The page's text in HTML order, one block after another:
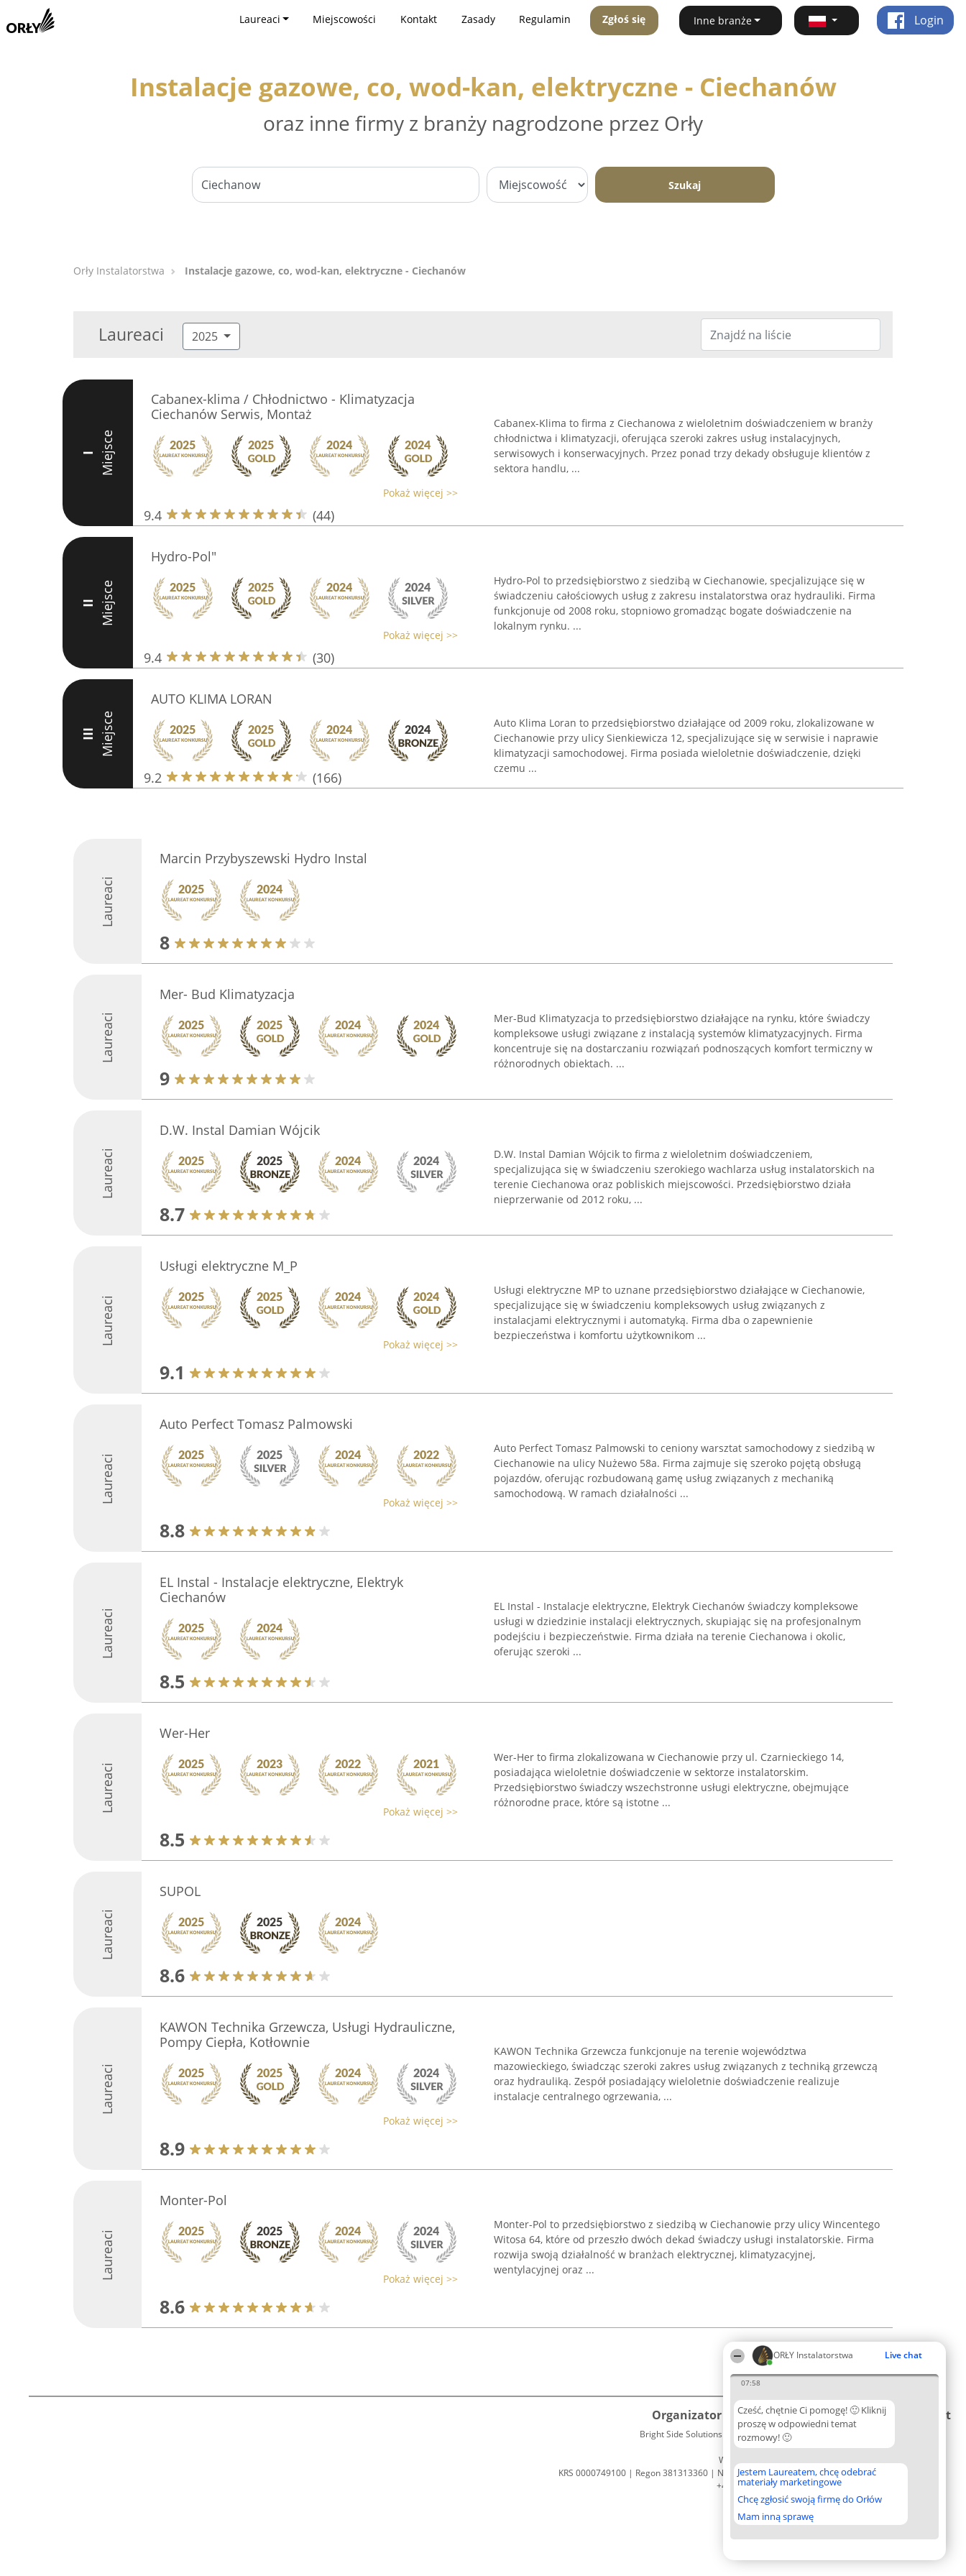
ORŁY Instalatorstwa Live chat
07:58
Cześć, chętnie Ci pomogę! 🙂 Kliknij
proszę w odpowiedni temat
rozmowy! 🙂
Jestem Laureatem, chcę odebrać
materiały marketingowe
Chcę zgłosić swoją firmę do Orłów
Mam inną sprawę
Laureaci Miejscowości Kontakt Zasady Regulamin Zgłoś się Inne branże Login
Instalacje gazowe, co, wod-kan, elektryczne - Ciechanów
oraz inne firmy z branży nagrodzone przez Orły
Szukaj
Orły Instalatorstwa Instalacje gazowe, co, wod-kan, elektryczne - Ciechanów
Laureaci 2025
I Miejsce
Cabanex-klima / Chłodnictwo - Klimatyzacja
Ciechanów Serwis, Montaż
Pokaż więcej >>
9.4 (44)
Cabanex-Klima to firma z Ciechanowa z wieloletnim doświadczeniem w branży
chłodnictwa i klimatyzacji, oferująca szeroki zakres usług instalacyjnych,
serwisowych i konserwacyjnych. Przez ponad trzy dekady obsługuje klientów z
sektora handlu, ...
II Miejsce
Hydro-Pol"
Pokaż więcej >>
9.4 (30)
Hydro-Pol to przedsiębiorstwo z siedzibą w Ciechanowie, specjalizujące się w
świadczeniu całościowych usług z zakresu instalatorstwa oraz hydrauliki. Firma
funkcjonuje od 2008 roku, stopniowo gromadząc bogate doświadczenie na
lokalnym rynku. ...
III Miejsce
AUTO KLIMA LORAN
9.2 (166)
Auto Klima Loran to przedsiębiorstwo działające od 2009 roku, zlokalizowane w
Ciechanowie przy ulicy Sienkiewicza 12, specjalizujące się w serwisie i naprawie
klimatyzacji samochodowej. Firma posiada wieloletnie doświadczenie, dzięki
czemu ...
Laureaci
Marcin Przybyszewski Hydro Instal
8
Laureaci
Mer- Bud Klimatyzacja
9
Mer-Bud Klimatyzacja to przedsiębiorstwo działające na rynku, które świadczy
kompleksowe usługi związane z instalacją systemów klimatyzacyjnych. Firma
koncentruje się na dostarczaniu rozwiązań podnoszących komfort termiczny w
różnorodnych obiektach. ...
Laureaci
D.W. Instal Damian Wójcik
8.7
D.W. Instal Damian Wójcik to firma z wieloletnim doświadczeniem,
specjalizująca się w świadczeniu szerokiego wachlarza usług instalatorskich na
terenie Ciechanowa oraz pobliskich miejscowości. Przedsiębiorstwo działa
nieprzerwanie od 2012 roku, ...
Laureaci
Usługi elektryczne M_P
Pokaż więcej >>
9.1
Usługi elektryczne MP to uznane przedsiębiorstwo działające w Ciechanowie,
specjalizujące się w świadczeniu kompleksowych usług związanych z
instalacjami elektrycznymi i automatyką. Firma dba o zapewnienie
bezpieczeństwa i komfortu użytkownikom ...
Laureaci
Auto Perfect Tomasz Palmowski
Pokaż więcej >>
8.8
Auto Perfect Tomasz Palmowski to ceniony warsztat samochodowy z siedzibą w
Ciechanowie na ulicy Nużewo 58a. Firma zajmuje się szeroko pojętą obsługą
pojazdów, oferując rozbudowaną gamę usług związanych z mechaniką
samochodową. W ramach działalności ...
Laureaci
EL Instal - Instalacje elektryczne, Elektryk
Ciechanów
8.5
EL Instal - Instalacje elektryczne, Elektryk Ciechanów świadczy kompleksowe
usługi w dziedzinie instalacji elektrycznych, skupiając się na profesjonalnym
podejściu i bezpieczeństwie. Firma działa na terenie Ciechanowa i okolic,
oferując szeroki ...
Laureaci
Wer-Her
Pokaż więcej >>
8.5
Wer-Her to firma zlokalizowana w Ciechanowie przy ul. Czarnieckiego 14,
posiadająca wieloletnie doświadczenie w sektorze instalatorskim.
Przedsiębiorstwo świadczy wszechstronne usługi elektryczne, obejmujące
różnorodne prace, które są istotne ...
Laureaci
SUPOL
8.6
Laureaci
KAWON Technika Grzewcza, Usługi Hydrauliczne,
Pompy Ciepła, Kotłownie
Pokaż więcej >>
8.9
KAWON Technika Grzewcza funkcjonuje na terenie województwa
mazowieckiego, świadcząc szeroki zakres usług związanych z techniką grzewczą
oraz hydrauliką. Zespół posiadający wieloletnie doświadczenie realizuje
instalacje centralnego ogrzewania, ...
Laureaci
Monter-Pol
Pokaż więcej >>
8.6
Monter-Pol to przedsiębiorstwo z siedzibą w Ciechanowie przy ulicy Wincentego
Witosa 64, które od przeszło dwóch dekad świadczy usługi instalatorskie. Firma
rozwija swoją działalność w branżach elektrycznej, klimatyzacyjnej,
wentylacyjnej oraz ...
Organizator plebiscytu
Bright Side Solutions sp. z o. o. sp. k.
ul. Ruska 22
Wrocław 50-079
KRS 0000749100 | Regon 381313360 | NIP 8943132676
+48 508 492 400
Plebiscyt
Lista
Laureatów
Zasady
Regulamin
Prywatności
Kontakt